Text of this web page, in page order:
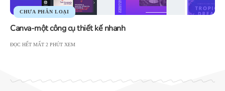
CHƯA PHÂN LOẠI
Canva-một công cụ thiết kế nhanh
ĐỌC HẾT MẤT 2 PHÚT XEM